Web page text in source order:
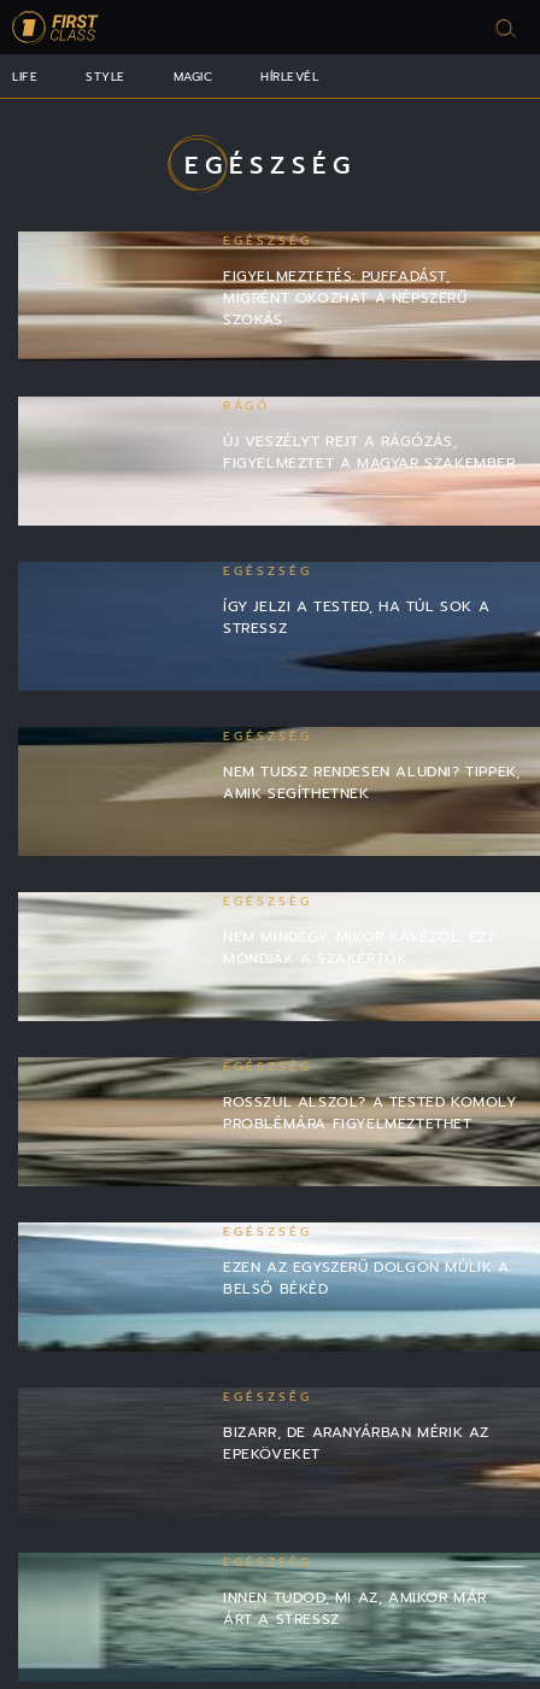
LIFE STYLE MAGIC HÍRLEVÉL
EGÉSZSÉG
EGÉSZSÉG
FIGYELMEZTETÉS: PUFFADÁST,
MIGRÉNT OKOZHAT A NÉPSZERŰ
SZOKÁS
RÁGÓ
ÚJ VESZÉLYT REJT A RÁGÓZÁS,
FIGYELMEZTET A MAGYAR SZAKEMBER
EGÉSZSÉG
ÍGY JELZI A TESTED, HA TÚL SOK A
STRESSZ
EGÉSZSÉG
NEM TUDSZ RENDESEN ALUDNI? TIPPEK,
AMIK SEGÍTHETNEK
EGÉSZSÉG
NEM MINDEGY, MIKOR KÁVÉZOL: EZT
MONDJÁK A SZAKÉRTŐK
EGÉSZSÉG
ROSSZUL ALSZOL? A TESTED KOMOLY
PROBLÉMÁRA FIGYELMEZTETHET
EGÉSZSÉG
EZEN AZ EGYSZERŰ DOLGON MÚLIK A
BELSŐ BÉKÉD
EGÉSZSÉG
BIZARR, DE ARANYÁRBAN MÉRIK AZ
EPEKÖVEKET
EGÉSZSÉG
INNEN TUDOD, MI AZ, AMIKOR MÁR
ÁRT A STRESSZ